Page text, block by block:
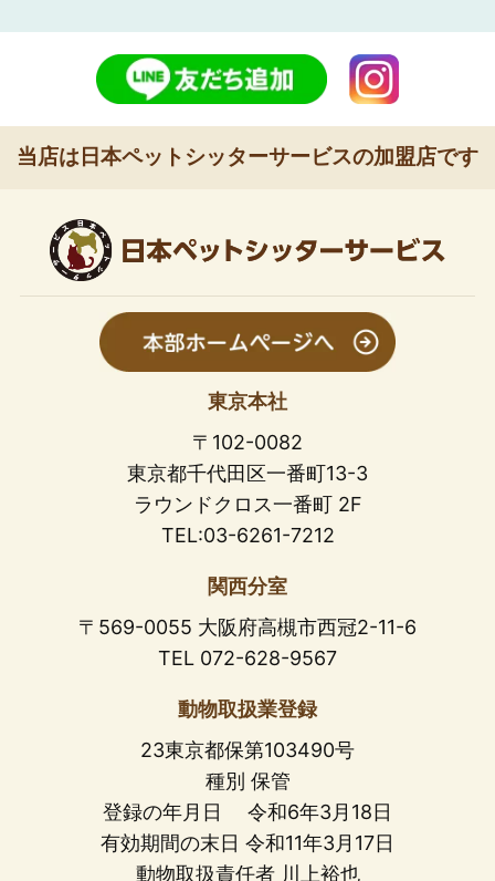
当店は日本ペットシッターサービスの加盟店です
東京本社
〒102-0082
東京都千代田区一番町13-3
ラウンドクロス一番町 2F
TEL:03-6261-7212
関西分室
〒569-0055 大阪府高槻市西冠2-11-6
TEL 072-628-9567
動物取扱業登録
23東京都保第103490号
種別 保管
登録の年月日 令和6年3月18日
有効期間の末日 令和11年3月17日
動物取扱責任者 川上裕也